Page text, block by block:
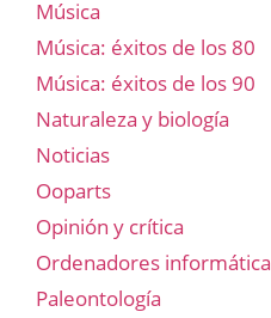
Música
Música: éxitos de los 80
Música: éxitos de los 90
Naturaleza y biología
Noticias
Ooparts
Opinión y crítica
Ordenadores informática
Paleontología